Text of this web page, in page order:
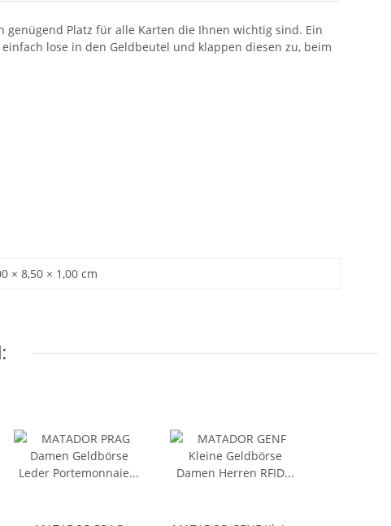
genügend Platz für alle Karten die Ihnen wichtig sind. Ein
lose in den Geldbeutel und klappen diesen zu, beim
× 8,50 × 1,00 cm